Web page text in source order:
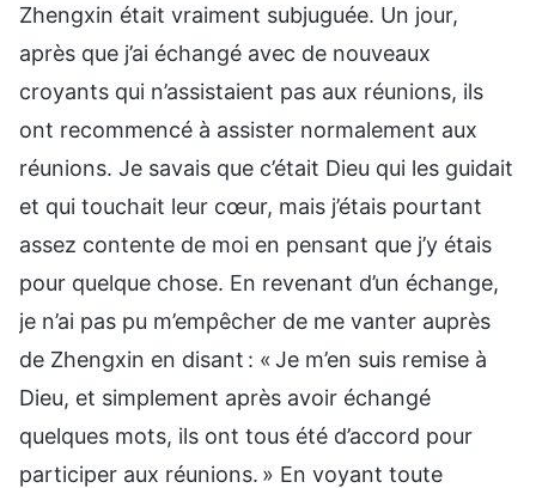
Zhengxin était vraiment subjuguée. Un jour,
après que j’ai échangé avec de nouveaux
croyants qui n’assistaient pas aux réunions, ils
ont recommencé à assister normalement aux
réunions. Je savais que c’était Dieu qui les guidait
et qui touchait leur cœur, mais j’étais pourtant
assez contente de moi en pensant que j’y étais
pour quelque chose. En revenant d’un échange,
je n’ai pas pu m’empêcher de me vanter auprès
de Zhengxin en disant : « Je m’en suis remise à
Dieu, et simplement après avoir échangé
quelques mots, ils ont tous été d’accord pour
participer aux réunions. » En voyant toute